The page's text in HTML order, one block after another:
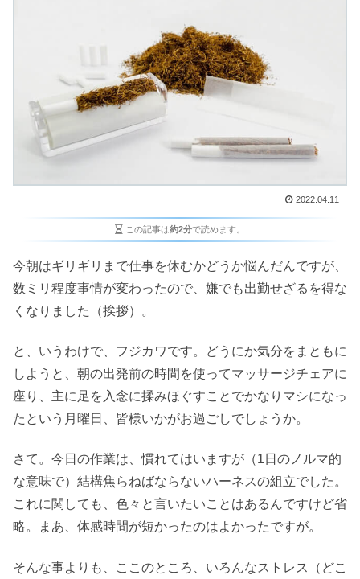
2022.04.11
この記事は約2分で読めます。
今朝はギリギリまで仕事を休むかどうか悩んだんですが、
数ミリ程度事情が変わったので、嫌でも出勤せざるを得な
くなりました（挨拶）。
と、いうわけで、フジカワです。どうにか気分をまともに
しようと、朝の出発前の時間を使ってマッサージチェアに
座り、主に足を入念に揉みほぐすことでかなりマシになっ
たという月曜日、皆様いかがお過ごしでしょうか。
さて。今日の作業は、慣れてはいますが（1日のノルマ的
な意味で）結構焦らねばならないハーネスの組立でした。
これに関しても、色々と言いたいことはあるんですけど省
略。まあ、体感時間が短かったのはよかったですが。
そんな事よりも、ここのところ、いろんなストレス（どこ